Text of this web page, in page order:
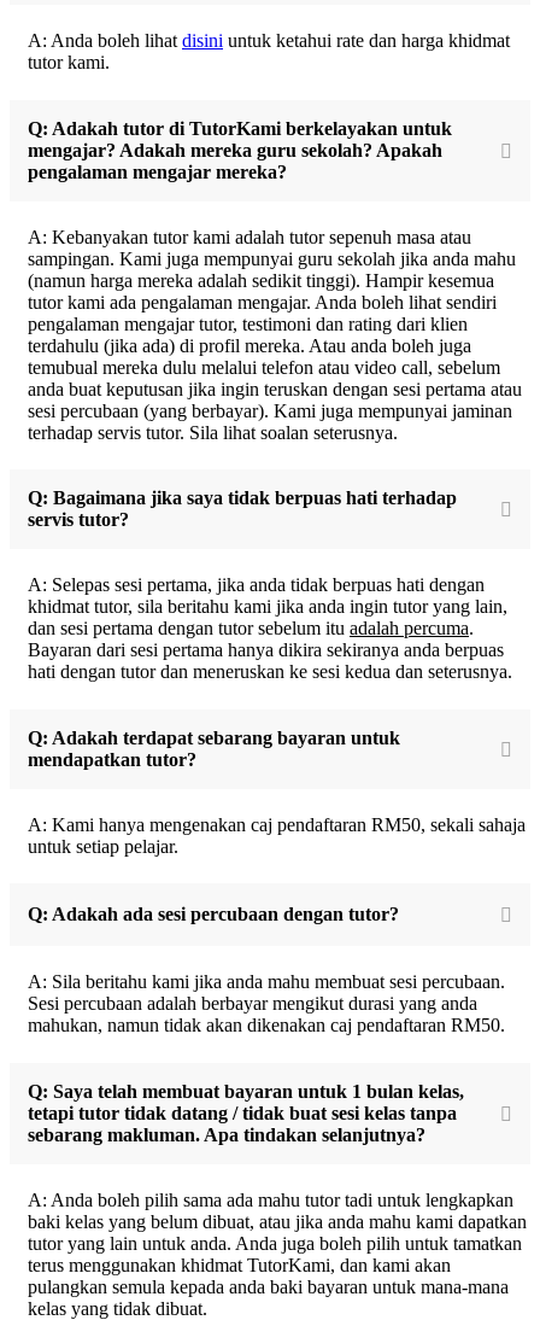
A: Anda boleh lihat disini untuk ketahui rate dan harga khidmat
tutor kami.
Q: Adakah tutor di TutorKami berkelayakan untuk
mengajar? Adakah mereka guru sekolah? Apakah
pengalaman mengajar mereka?
A: Kebanyakan tutor kami adalah tutor sepenuh masa atau
sampingan. Kami juga mempunyai guru sekolah jika anda mahu
(namun harga mereka adalah sedikit tinggi). Hampir kesemua
tutor kami ada pengalaman mengajar. Anda boleh lihat sendiri
pengalaman mengajar tutor, testimoni dan rating dari klien
terdahulu (jika ada) di profil mereka. Atau anda boleh juga
temubual mereka dulu melalui telefon atau video call, sebelum
anda buat keputusan jika ingin teruskan dengan sesi pertama atau
sesi percubaan (yang berbayar). Kami juga mempunyai jaminan
terhadap servis tutor. Sila lihat soalan seterusnya.
Q: Bagaimana jika saya tidak berpuas hati terhadap
servis tutor?
A: Selepas sesi pertama, jika anda tidak berpuas hati dengan
khidmat tutor, sila beritahu kami jika anda ingin tutor yang lain,
dan sesi pertama dengan tutor sebelum itu adalah percuma.
Bayaran dari sesi pertama hanya dikira sekiranya anda berpuas
hati dengan tutor dan meneruskan ke sesi kedua dan seterusnya.
Q: Adakah terdapat sebarang bayaran untuk
mendapatkan tutor?
A: Kami hanya mengenakan caj pendaftaran RM50, sekali sahaja
untuk setiap pelajar.
Q: Adakah ada sesi percubaan dengan tutor?
A: Sila beritahu kami jika anda mahu membuat sesi percubaan.
Sesi percubaan adalah berbayar mengikut durasi yang anda
mahukan, namun tidak akan dikenakan caj pendaftaran RM50.
Q: Saya telah membuat bayaran untuk 1 bulan kelas,
tetapi tutor tidak datang / tidak buat sesi kelas tanpa
sebarang makluman. Apa tindakan selanjutnya?
A: Anda boleh pilih sama ada mahu tutor tadi untuk lengkapkan
baki kelas yang belum dibuat, atau jika anda mahu kami dapatkan
tutor yang lain untuk anda. Anda juga boleh pilih untuk tamatkan
terus menggunakan khidmat TutorKami, dan kami akan
pulangkan semula kepada anda baki bayaran untuk mana-mana
kelas yang tidak dibuat.